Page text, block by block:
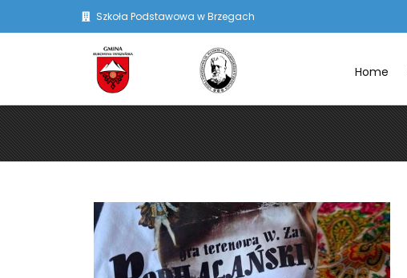
Szkoła Podstawowa w Brzegach
Home